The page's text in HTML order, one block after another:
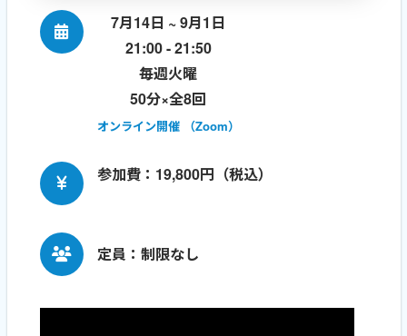
7月14日 ~ 9月1日
21:00 - 21:50
毎週火曜
50分×全8回
オンライン開催 （Zoom）
参加費：19,800円（税込）
定員：制限なし